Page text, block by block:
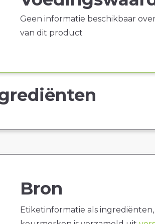
Geen informatie beschikbaar
van dit product
Bron
Etiketinformatie als